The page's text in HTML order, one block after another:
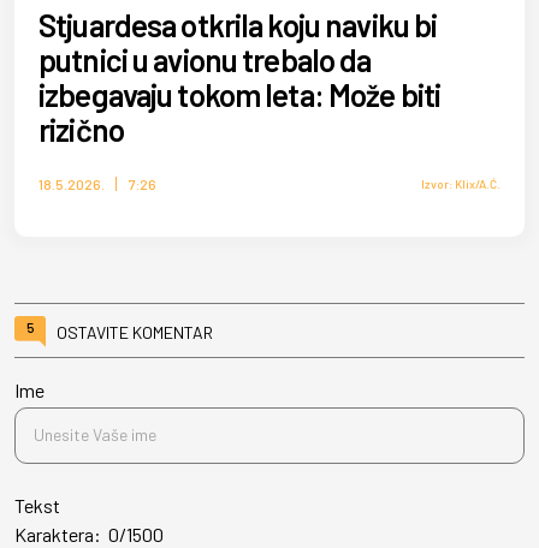
Stjuardesa otkrila koju naviku bi
putnici u avionu trebalo da
izbegavaju tokom leta: Može biti
rizično
18.5.2026. 7:26 Izvor: Klix/A.Ć.
5 OSTAVITE KOMENTAR
Ime
Tekst
Karaktera: 0/1500